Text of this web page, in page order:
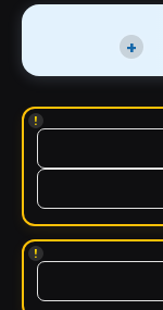
+
!
!